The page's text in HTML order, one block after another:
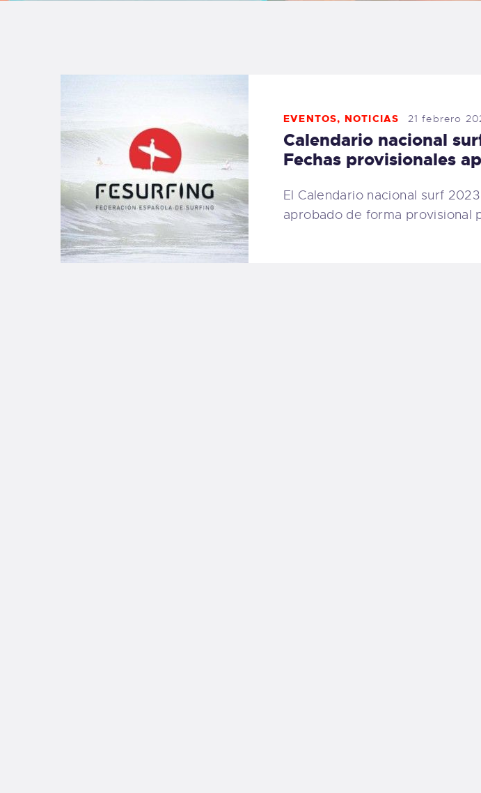
CARRITO
TIENDA FAMILY
SURFERS
EVENTOS, NOTICIAS 21 febrero
Calendario nacional
Fechas provisionales
El Calendario nacional surf
aprobado de forma provisional